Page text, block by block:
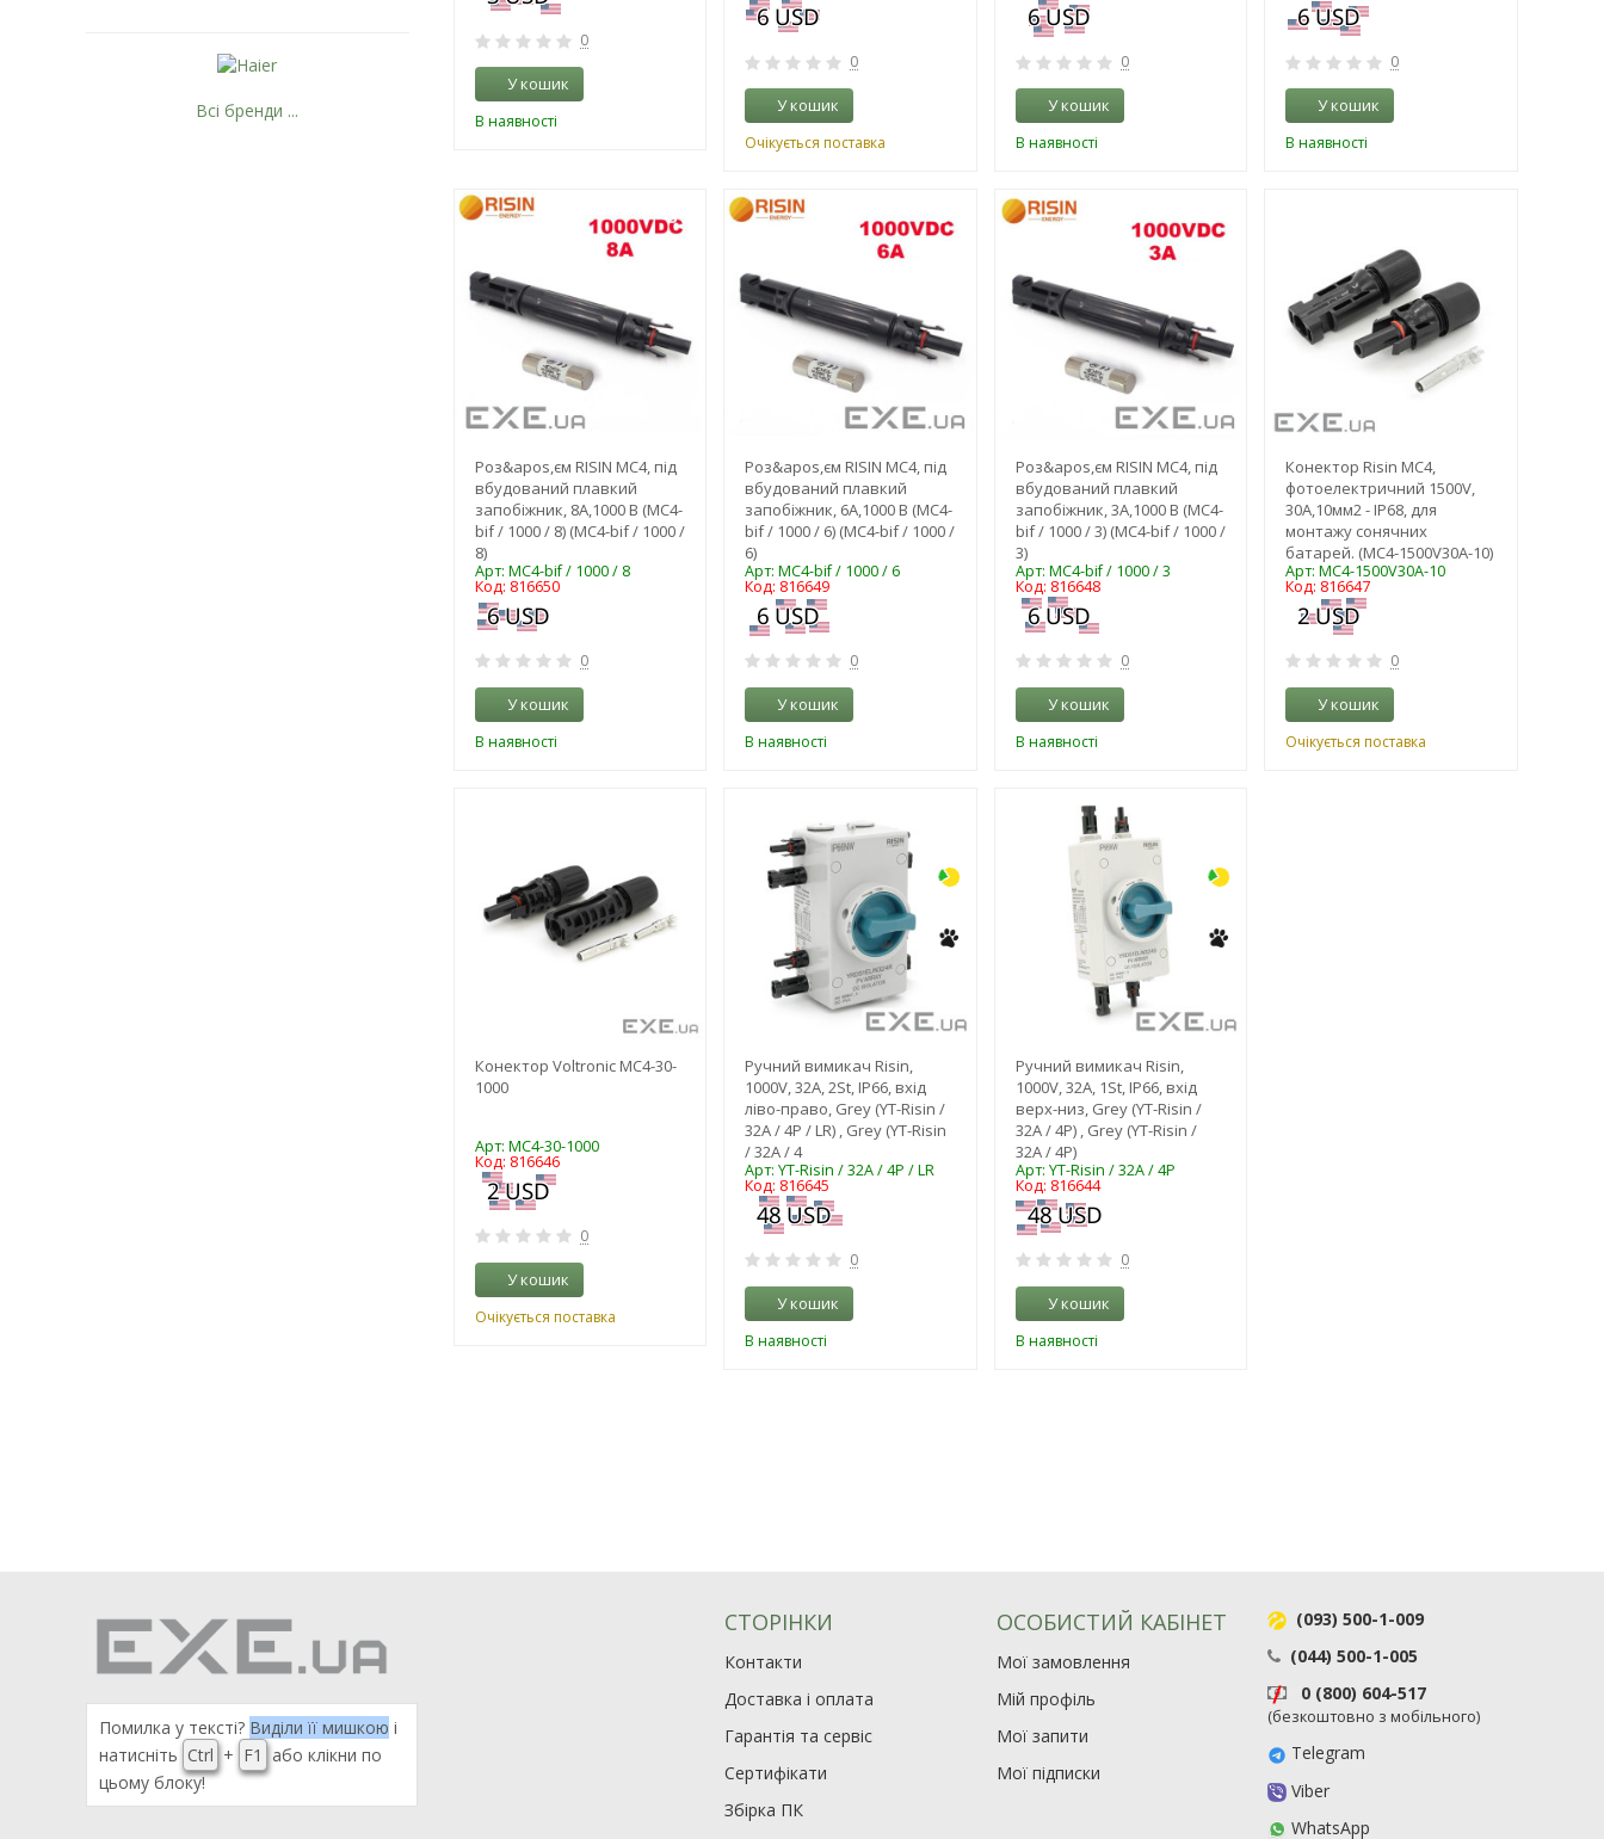
0
У кошик
В наявності
0
У кошик
Очікується поставка
0
У кошик
В наявності
0
У кошик
В наявності
-3%
Роз&apos,єм RISIN MC4, під
вбудований плавкий
запобіжник, 8А,1000 В (MC4-
bif / 1000 / 8) (MC4-bif / 1000 /
8)
Арт: MC4-bif / 1000 / 8
Код: 816650
0
У кошик
В наявності
-3%
Роз&apos,єм RISIN MC4, під
вбудований плавкий
запобіжник, 6А,1000 В (MC4-
bif / 1000 / 6) (MC4-bif / 1000 /
6)
Арт: MC4-bif / 1000 / 6
Код: 816649
0
У кошик
В наявності
-3%
Роз&apos,єм RISIN MC4, під
вбудований плавкий
запобіжник, 3А,1000 В (MC4-
bif / 1000 / 3) (MC4-bif / 1000 /
3)
Арт: MC4-bif / 1000 / 3
Код: 816648
0
У кошик
В наявності
Конектор Risin MC4,
фотоелектричний 1500V,
30A,10мм2 - IP68, для
монтажу сонячних
батарей. (MC4-1500V30A-10)
Арт: MC4-1500V30A-10
Код: 816647
0
У кошик
Очікується поставка
Конектор Voltronic MC4-30-
1000
Арт: MC4-30-1000
Код: 816646
0
У кошик
Очікується поставка
Ручний вимикач Risin,
1000V, 32A, 2St, IP66, вхід
ліво-право, Grey (YT-Risin /
32A / 4P / LR) , Grey (YT-Risin
/ 32A / 4
Арт: YT-Risin / 32A / 4P / LR
Код: 816645
0
У кошик
В наявності
Ручний вимикач Risin,
1000V, 32A, 1St, IP66, вхід
верх-низ, Grey (YT-Risin /
32A / 4P) , Grey (YT-Risin /
32A / 4P)
Арт: YT-Risin / 32A / 4P
Код: 816644
0
У кошик
В наявності
Всі бренди ...
Помилка у тексті? Виділи її мишкою і
натисніть Ctrl + F1
або клікни по
цьому блоку!
СТОРІНКИ
Контакти
Доставка і оплата
Гарантія та сервіс
Сертифікати
Збірка ПК
ОСОБИСТИЙ КАБІНЕТ
Мої замовлення
Мій профіль
Мої запити
Мої підписки
(093) 500-1-009
(044) 500-1-005
0 (800) 604-517
(безкоштовно з мобільного)
Telegram
Viber
WhatsApp